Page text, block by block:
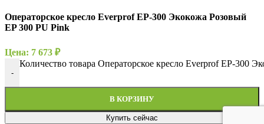
Операторское кресло Everprof EP-300 Экокожа Розовый
EP 300 PU Pink
Цена: 7 673 ₽
-
Количество товара Операторское кресло Everprof EP-300
В КОРЗИНУ
Купить сейчас